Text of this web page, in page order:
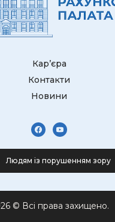
Кар’єра
Контакти
Новини
Людям із порушенням зору
© Всі права захищено.